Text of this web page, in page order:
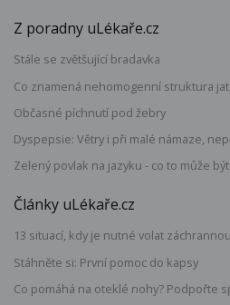
Z poradny uLékaře.cz
Stále se zvětšující bradavka
Co znamená nehomogenní struktura
Občasné píchnutí pod žebry
Dyspepsie: Větry i při malé námaze,
Zelený povlak na jazyku - co to může
Články uLékaře.cz
13 situací, kdy je nutné volat
Stáhněte si: První pomoc do kapsy
Co pomáhá na oteklé nohy? Podpořte